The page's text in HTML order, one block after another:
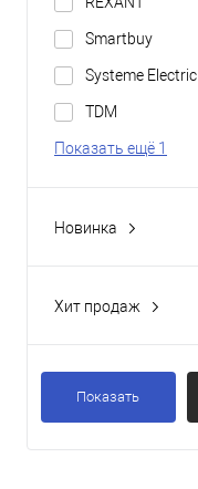
Smartbuy
Systeme Electric
TDM
Показать ещё 1
Новинка
Хит продаж
Показать